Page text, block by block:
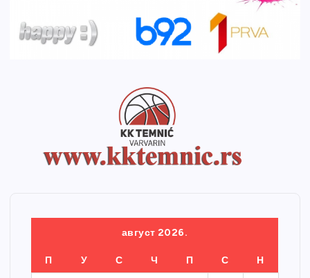
август 2026.
П У С Ч П С Н